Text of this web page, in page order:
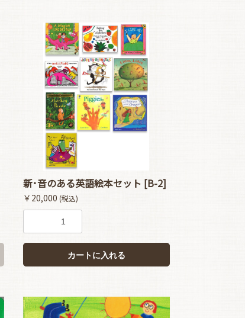
新･音のある英語絵本セット [B-2]
￥20,000 (税込)
カートに入れる